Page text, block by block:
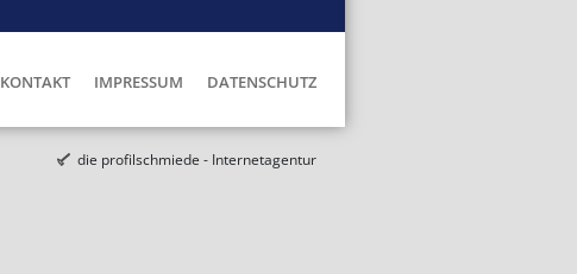
KONTAKT IMPRESSUM DATENSCHUTZ
die profilschmiede - Internetagentur